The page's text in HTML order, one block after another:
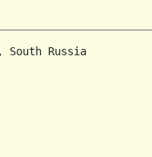
South Russia